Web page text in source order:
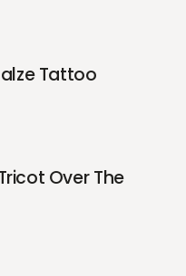
Tattoo
Over The